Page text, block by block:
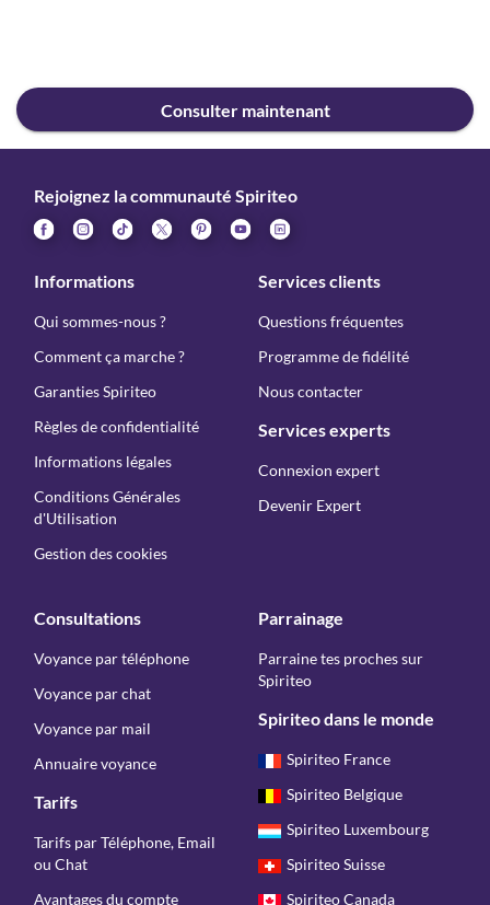
Consulter maintenant
Rejoignez la communauté Spiriteo
Informations
Qui sommes-nous ?
Comment ça marche ?
Garanties Spiriteo
Règles de confidentialité
Informations légales
Conditions Générales
d'Utilisation
Gestion des cookies
Services clients
Questions fréquentes
Programme de fidélité
Nous contacter
Services experts
Connexion expert
Devenir Expert
Consultations
Voyance par téléphone
Voyance par chat
Voyance par mail
Annuaire voyance
Tarifs
Tarifs par Téléphone, Email
ou Chat
Avantages du compte
Parrainage
Parraine tes proches sur
Spiriteo
Spiriteo dans le monde
Spiriteo France
Spiriteo Belgique
Spiriteo Luxembourg
Spiriteo Suisse
Spiriteo Canada